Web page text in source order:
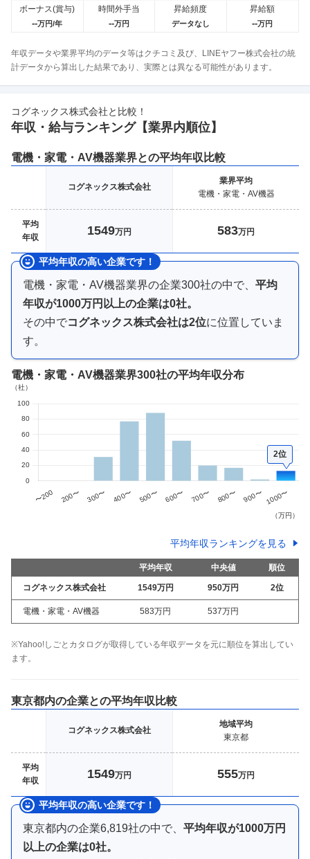
ボーナス(賞与)
--万円/年
時間外手当
--万円
昇給頻度
データなし
昇給額
--万円
年収データや業界平均のデータ等はクチコミ及び、LINEヤフー株式会社の統
計データから算出した結果であり、実際とは異なる可能性があります。
コグネックス株式会社と比較！
年収・給与ランキング【業界内順位】
電機・家電・AV機器業界との平均年収比較
コグネックス株式会社
業界平均
電機・家電・AV機器
平均
年収
1549万円 583万円
平均年収の高い企業です！
電機・家電・AV機器業界の企業300社の中で、 平均
年収が1000万円以上の企業は0社。
その中でコグネックス株式会社は2位に位置していま
す。
電機・家電・AV機器業界300社の平均年収分布
2位
平均年収ランキングを見る
平均年収 中央値 順位
コグネックス株式会社 1549万円 950万円 2位
電機・家電・AV機器 583万円 537万円
※Yahoo!しごとカタログが取得している年収データを元に順位を算出してい
ます。
東京都内の企業との平均年収比較
コグネックス株式会社
地域平均
東京都
平均
年収
1549万円 555万円
平均年収の高い企業です！
東京都内の企業6,819社の中で、 平均年収が1000万円
以上の企業は0社。